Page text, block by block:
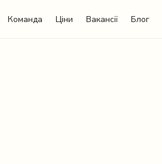
Команда Ціни Вакансії Блог